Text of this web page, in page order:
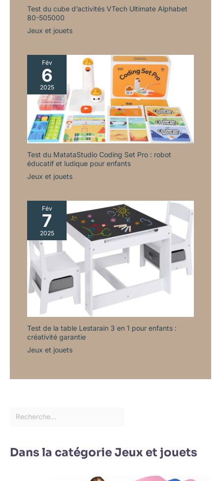
Test du cube d’activités VTech Ultimate Alphabet
80-505000
Jeux et jouets
Fév
6
2025
Test du MatataStudio Coding Set Pro : robot
éducatif et ludique pour enfants
Jeux et jouets
Fév
7
2025
Test de la table Lestarain 3 en 1 pour enfants :
créativité garantie
Jeux et jouets
Dans la catégorie Jeux et jouets